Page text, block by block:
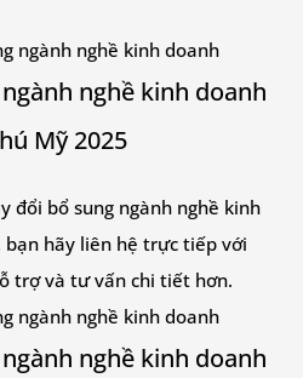
nghề kinh doanh
Mỹ 2025
đổi bổ sung ngành nghề kinh
hãy liên hệ trực tiếp với
trợ và tư vấn chi tiết hơn.
nghề kinh doanh